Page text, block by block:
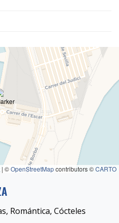
| ©OpenStreetMapcontributors ©CARTO
Romántica, Cócteles